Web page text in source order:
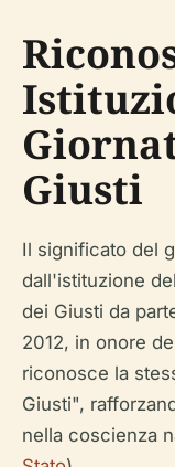
Giusti
Il significato del
dall'istituzione
dei Giusti da
2012, in onore
riconosce la
Giusti",
nella coscienza